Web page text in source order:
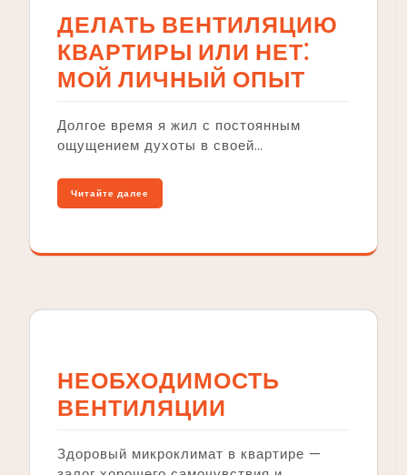
ДЕЛАТЬ ВЕНТИЛЯЦИЮ
КВАРТИРЫ ИЛИ НЕТ⁚
МОЙ ЛИЧНЫЙ ОПЫТ
Долгое время я жил с постоянным
ощущением духоты в своей…
Читайте далее
НЕОБХОДИМОСТЬ
ВЕНТИЛЯЦИИ
Здоровый микроклимат в квартире —